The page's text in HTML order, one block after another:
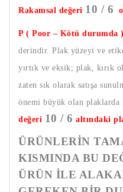
Rakamsal değeri 10 / 6
P ( Poor – Kötü durumda
derindir. Plak yüzeyi ve
yırtık ve eksik; plak, kırık
zaten sık olarak satışa
önemi büyük olan plaklarda
değeri 10 / 6 altındaki
ÜRÜNLERİN
KISMINDA BU
ÜRÜN İLE